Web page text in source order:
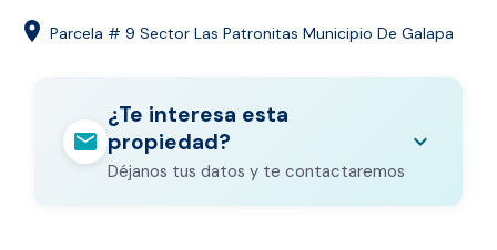
location_on Parcela # 9 Sector Las Patronitas Municipio De Galapa
mail
¿Te interesa esta
propiedad?
Déjanos tus datos y te contactaremos
expand_more